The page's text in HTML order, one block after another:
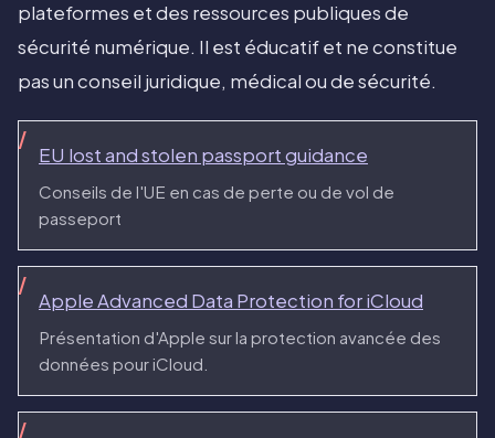
plateformes et des ressources publiques de
sécurité numérique. Il est éducatif et ne constitue
pas un conseil juridique, médical ou de sécurité.
EU lost and stolen passport guidance
Conseils de l'UE en cas de perte ou de vol de
passeport
Apple Advanced Data Protection for iCloud
Présentation d'Apple sur la protection avancée des
données pour iCloud.